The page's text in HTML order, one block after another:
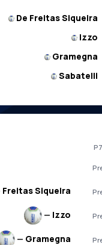
De Freitas Siqueira
Izzo
Gramegna
Sabatelli
P7
Freitas Siqueira
— Izzo
— Gramegna